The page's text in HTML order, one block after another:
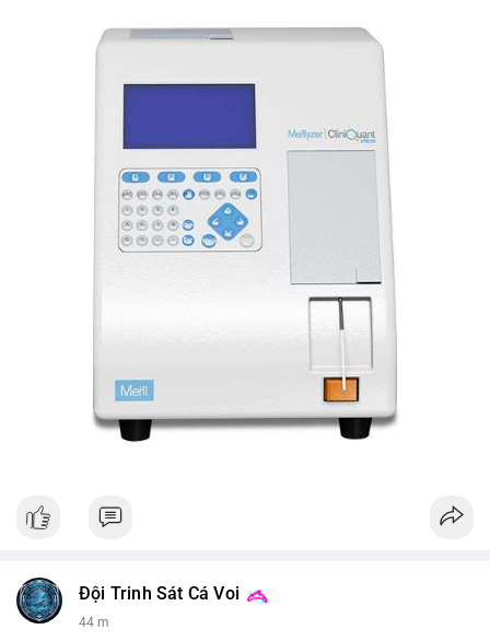
Đội Trinh Sát Cá Voi
44 m